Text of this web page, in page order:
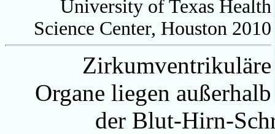
University of Texas Health
Science Center, Houston 2010
Zirkumventrikuläre
Organe liegen außerhalb
der Blut-Hirn-